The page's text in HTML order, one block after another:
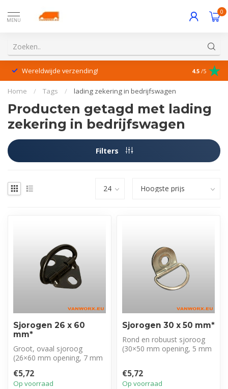
MENU
0
Wereldwijde verzending! 4.5 /5
Home / Tags / lading zekering in bedrijfswagen
Producten getagd met lading
zekering in bedrijfswagen
Filters
Sjorogen 26 x 60
mm*
Groot, ovaal sjoroog
(26×60 mm opening, 7 mm
bedrijfswagens. Ide...
€5,72
Op voorraad
Sjorogen 30 x 50 mm*
Rond en robuust sjoroog
(30×50 mm opening, 5 mm
€5,72
Op voorraad